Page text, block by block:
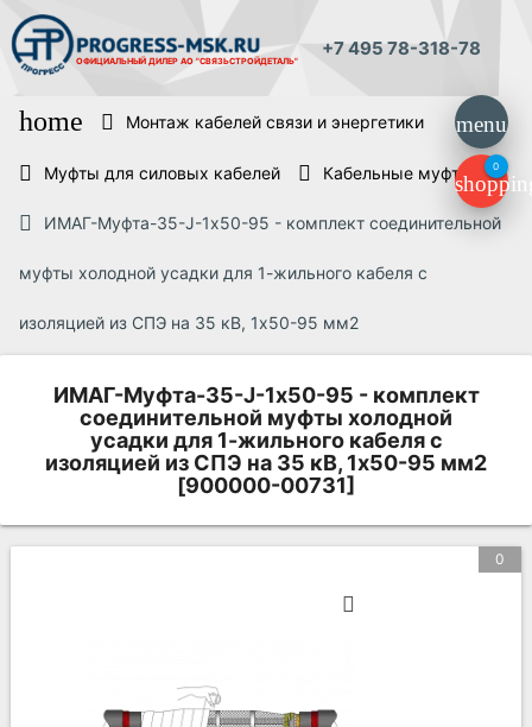
ОФИЦИАЛЬНЫЙ ДИЛЕР АО "СВЯЗЬСТРОЙДЕТАЛЬ"
+7 495 78-318-78
menu
0
home Монтаж кабелей связи и энергетики
Муфты для силовых кабелей Кабельные муфты
ИМАГ-Муфта-35-J-1х50-95 - комплект соединительной
муфты холодной усадки для 1-жильного кабеля с
изоляцией из СПЭ на 35 кВ, 1х50-95 мм2
ИМАГ-Муфта-35-J-1х50-95 - комплект
соединительной муфты холодной
усадки для 1-жильного кабеля с
изоляцией из СПЭ на 35 кВ, 1х50-95 мм2
[900000-00731]
0